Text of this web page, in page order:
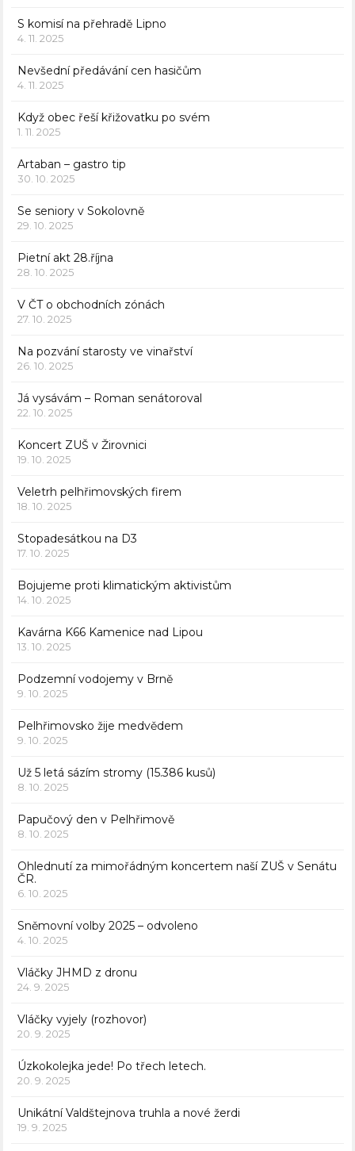
S komisí na přehradě Lipno
4. 11. 2025
Nevšední předávání cen hasičům
4. 11. 2025
Když obec řeší křižovatku po svém
1. 11. 2025
Artaban – gastro tip
30. 10. 2025
Se seniory v Sokolovně
29. 10. 2025
Pietní akt 28.října
28. 10. 2025
V ČT o obchodních zónách
27. 10. 2025
Na pozvání starosty ve vinařství
26. 10. 2025
Já vysávám – Roman senátoroval
22. 10. 2025
Koncert ZUŠ v Žirovnici
19. 10. 2025
Veletrh pelhřimovských firem
18. 10. 2025
Stopadesátkou na D3
17. 10. 2025
Bojujeme proti klimatickým aktivistům
14. 10. 2025
Kavárna K66 Kamenice nad Lipou
13. 10. 2025
Podzemní vodojemy v Brně
9. 10. 2025
Pelhřimovsko žije medvědem
9. 10. 2025
Už 5 letá sázím stromy (15.386 kusů)
8. 10. 2025
Papučový den v Pelhřimově
8. 10. 2025
Ohlednutí za mimořádným koncertem naší ZUŠ v Senátu
ČR.
6. 10. 2025
Sněmovní volby 2025 – odvoleno
4. 10. 2025
Vláčky JHMD z dronu
24. 9. 2025
Vláčky vyjely (rozhovor)
20. 9. 2025
Úzkokolejka jede! Po třech letech.
20. 9. 2025
Unikátní Valdštejnova truhla a nové žerdi
19. 9. 2025